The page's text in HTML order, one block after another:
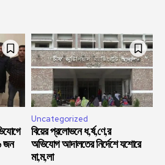
জন
Uncategorized
বিয়ের প্রলোভনে ধ,র্ষ,ণে,র
অভিযোগ আদালতের নির্দেশে যশোরে
মা,ম,লা